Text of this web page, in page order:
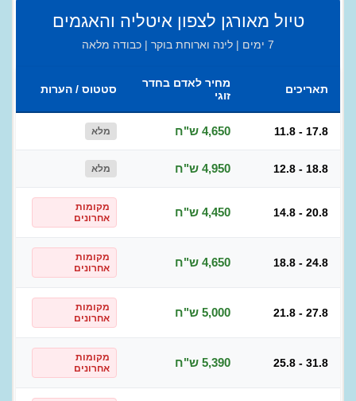
טיול מאורגן לצפון איטליה והאגמים
7 ימים | לינה וארוחת בוקר | כבודה מלאה
תאריכים
מחיר לאדם בחדר
זוגי
סטטוס / הערות
11.8 - 17.8 4,650 ש"ח מלא
12.8 - 18.8 4,950 ש"ח מלא
14.8 - 20.8 4,450 ש"ח
מקומות
אחרונים
18.8 - 24.8 4,650 ש"ח
מקומות
אחרונים
21.8 - 27.8 5,000 ש"ח
מקומות
אחרונים
25.8 - 31.8 5,390 ש"ח
מקומות
אחרונים